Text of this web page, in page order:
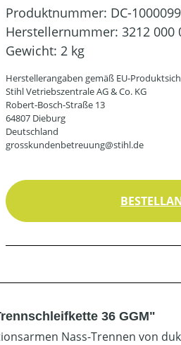
Produktnummer: DC-
Herstellernummer: 3212 000
Gewicht: 2 kg
Herstellerangaben gemäß EU-
Stihl Vetriebszentrale AG & Co. KG
Robert-Bosch-Straße 13
64807 Dieburg
Deutschland
grosskundenbetreuung@stihl.de
36 GGM"
Nass-Trennen von